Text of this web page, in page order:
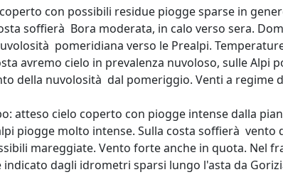
con possibili residue piogge sparse in
soffierà Bora moderata, in calo verso sera.
pomeridiana verso le Prealpi.
avremo cielo in prevalenza nuvoloso, sulle Alpi
della nuvolosità dal pomeriggio. Venti a regime
atteso cielo coperto con piogge intense dalla
piogge molto intense. Sulla costa soffierà vento
mareggiate. Vento forte anche in quota. Nel
dagli idrometri sparsi lungo l'asta da